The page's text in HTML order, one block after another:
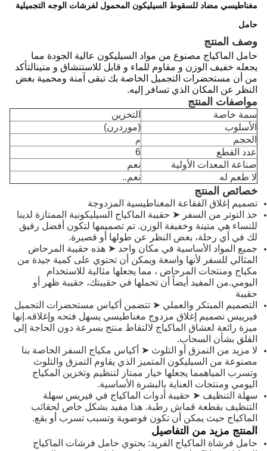
مغناطيسي مضاد للسقوط السيليكون المحمول لفرشات الوجه التجميلية
حامل
وصف المنتج
حامل الماكياج مصنوع من مواد السيليكون عالية الجودة مما
يجعله خفيف الوزن و مقاوم للماء و قابل للاستنشاق و متينالتأكد
من أن مستحضرات التجميل الخاصة بك تبقى آمنة ومحمية بغض
النظر عن المكان الذي تسافر إليه.
مواصفات المنتج
سمة خاصة
التخزين
الأسلوب
(موردرن)
الحجم
م
عدد القطع
6
صناعة المعدات الأولية
نعم
لا طعم له
نعم..
خصائص المنتج
تصميم إغلاق الفقاعة المغناطيسية المزدوجة
خذ التوتر من السفر ➤ حقيبة الماكياج السيليكونية الممتازة لدينا
للنساء هي متينة وخفيفة الوزن. تم تصميمها لتكون أفضل رفيق
لك في أي رحلة، بغض النظر عن طولها أو قصيرة.
جميع المواد الأساسية في مكان واحد ➤ هذه حقيبة المرحاض
المثالي للسفر لأنها واسعة ويمكن أن تحتوي على كمية جيدة من
مكياج ومنتجات المرحاض ، مما يجعلها مثالية للاستخدام
اليومي.من المفيد أيضاً أن تحملها في حقيبتك، حقيبة ظهر أو
حقيبة
التصميم المبتكر والعملي ➤ تتضمن أكياس مستحضرات التجميل
فيرييس تصميم إغلاق مزدوج مغناطيسي يسهل فتحه وإغلاقه.إنها
ميزة رائعة لعشاق الماكياج لالتقاط منتج بسرعة دون الحاجة إلى
القلق بشأن السحاب.
لا مزيد من التمزق أو التلوث ➤ أكياس مكياج السفر الخاصة بنا
مصنوعة من السيليكون المتميز الذي يقاوم التمزق والتلوث
وتسرب المياهمما يجعلها خيار ممتاز لتنظيم وتخزين المكياج
اليومي ومنتجات العناية بالبشرة الأساسية.
سهلة التنظيف ➤ حقيبة أدوات الماكياج في فيريس سهلة
التنظيف بقطعة قماش رطبة. هذا مفيد بشكل خاص لحقائب
الماكياج حيث يمكن أن تكون فوضوية وتسبب تسرب أو بقع.
المنتج مزيد من التفاصيل
حامل فرشاة الماكياج الفريد: يحتوي حامل فرشات الماكياج